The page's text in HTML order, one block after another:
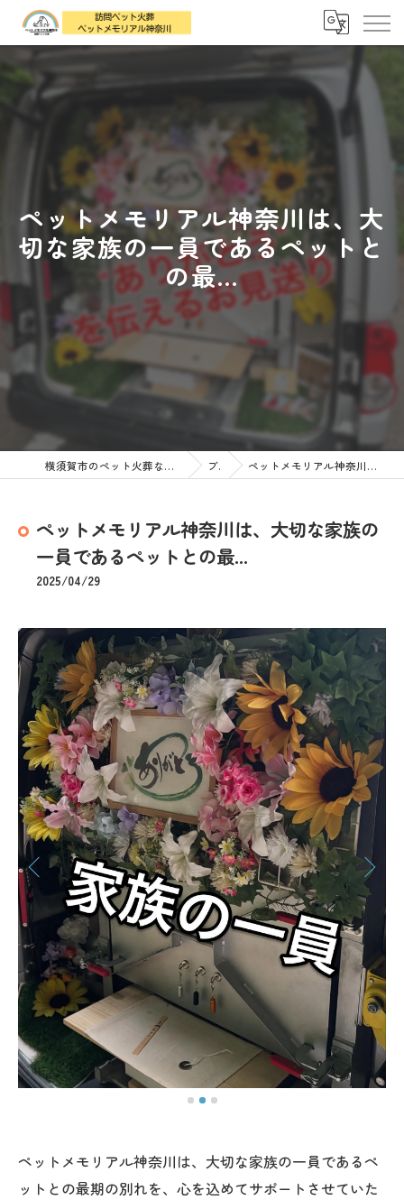
ペットメモリアル神奈川は、大
切な家族の一員であるペットと
の最...
横須賀市のペット火葬なら訪問ペット火葬 ペットメモリアル神奈川 ブログ ペットメモリアル神奈川は、大切な家族の一員であるペットとの最...
ペットメモリアル神奈川は、大切な家族の
一員であるペットとの最...
2025/04/29
ペットメモリアル神奈川は、大切な家族の一員であるペ
ットとの最期の別れを、心を込めてサポートさせていた